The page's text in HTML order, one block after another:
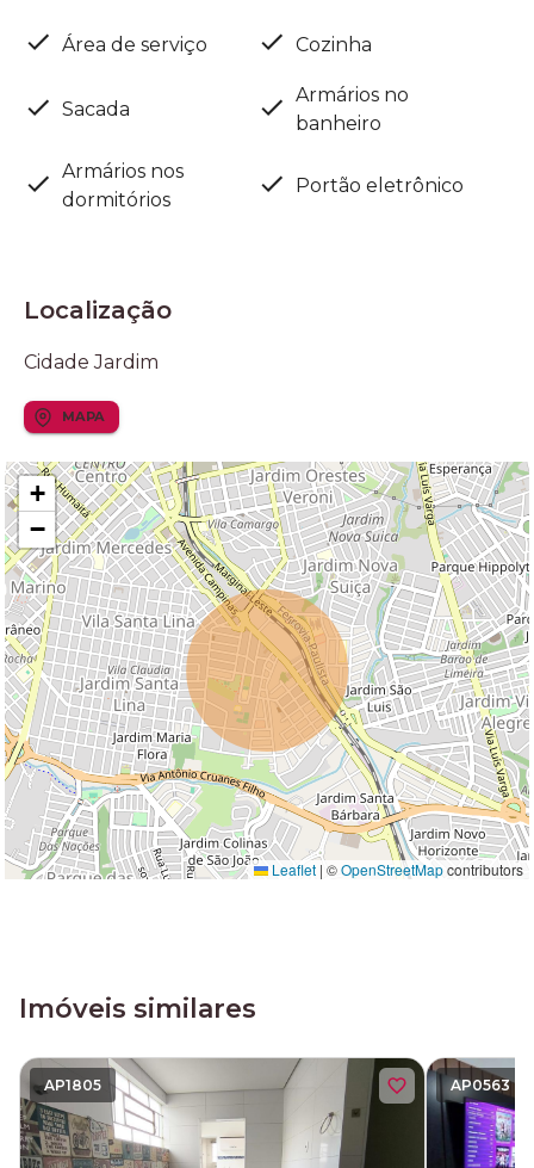
Área de serviço Cozinha
Sacada
Armários no
banheiro
Armários nos
dormitórios
Portão eletrônico
Localização
Cidade Jardim
MAPA
+
−
Leaflet | ©OpenStreetMapcontributors
Imóveis similares
AP1805 AP0563